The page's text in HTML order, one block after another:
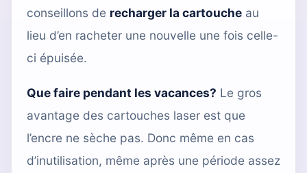
conseillons de recharger la cartouche au
lieu d’en racheter une nouvelle une fois celle-
ci épuisée.
Que faire pendant les vacances? Le gros
avantage des cartouches laser est que
l’encre ne sèche pas. Donc même en cas
d’inutilisation, même après une période assez